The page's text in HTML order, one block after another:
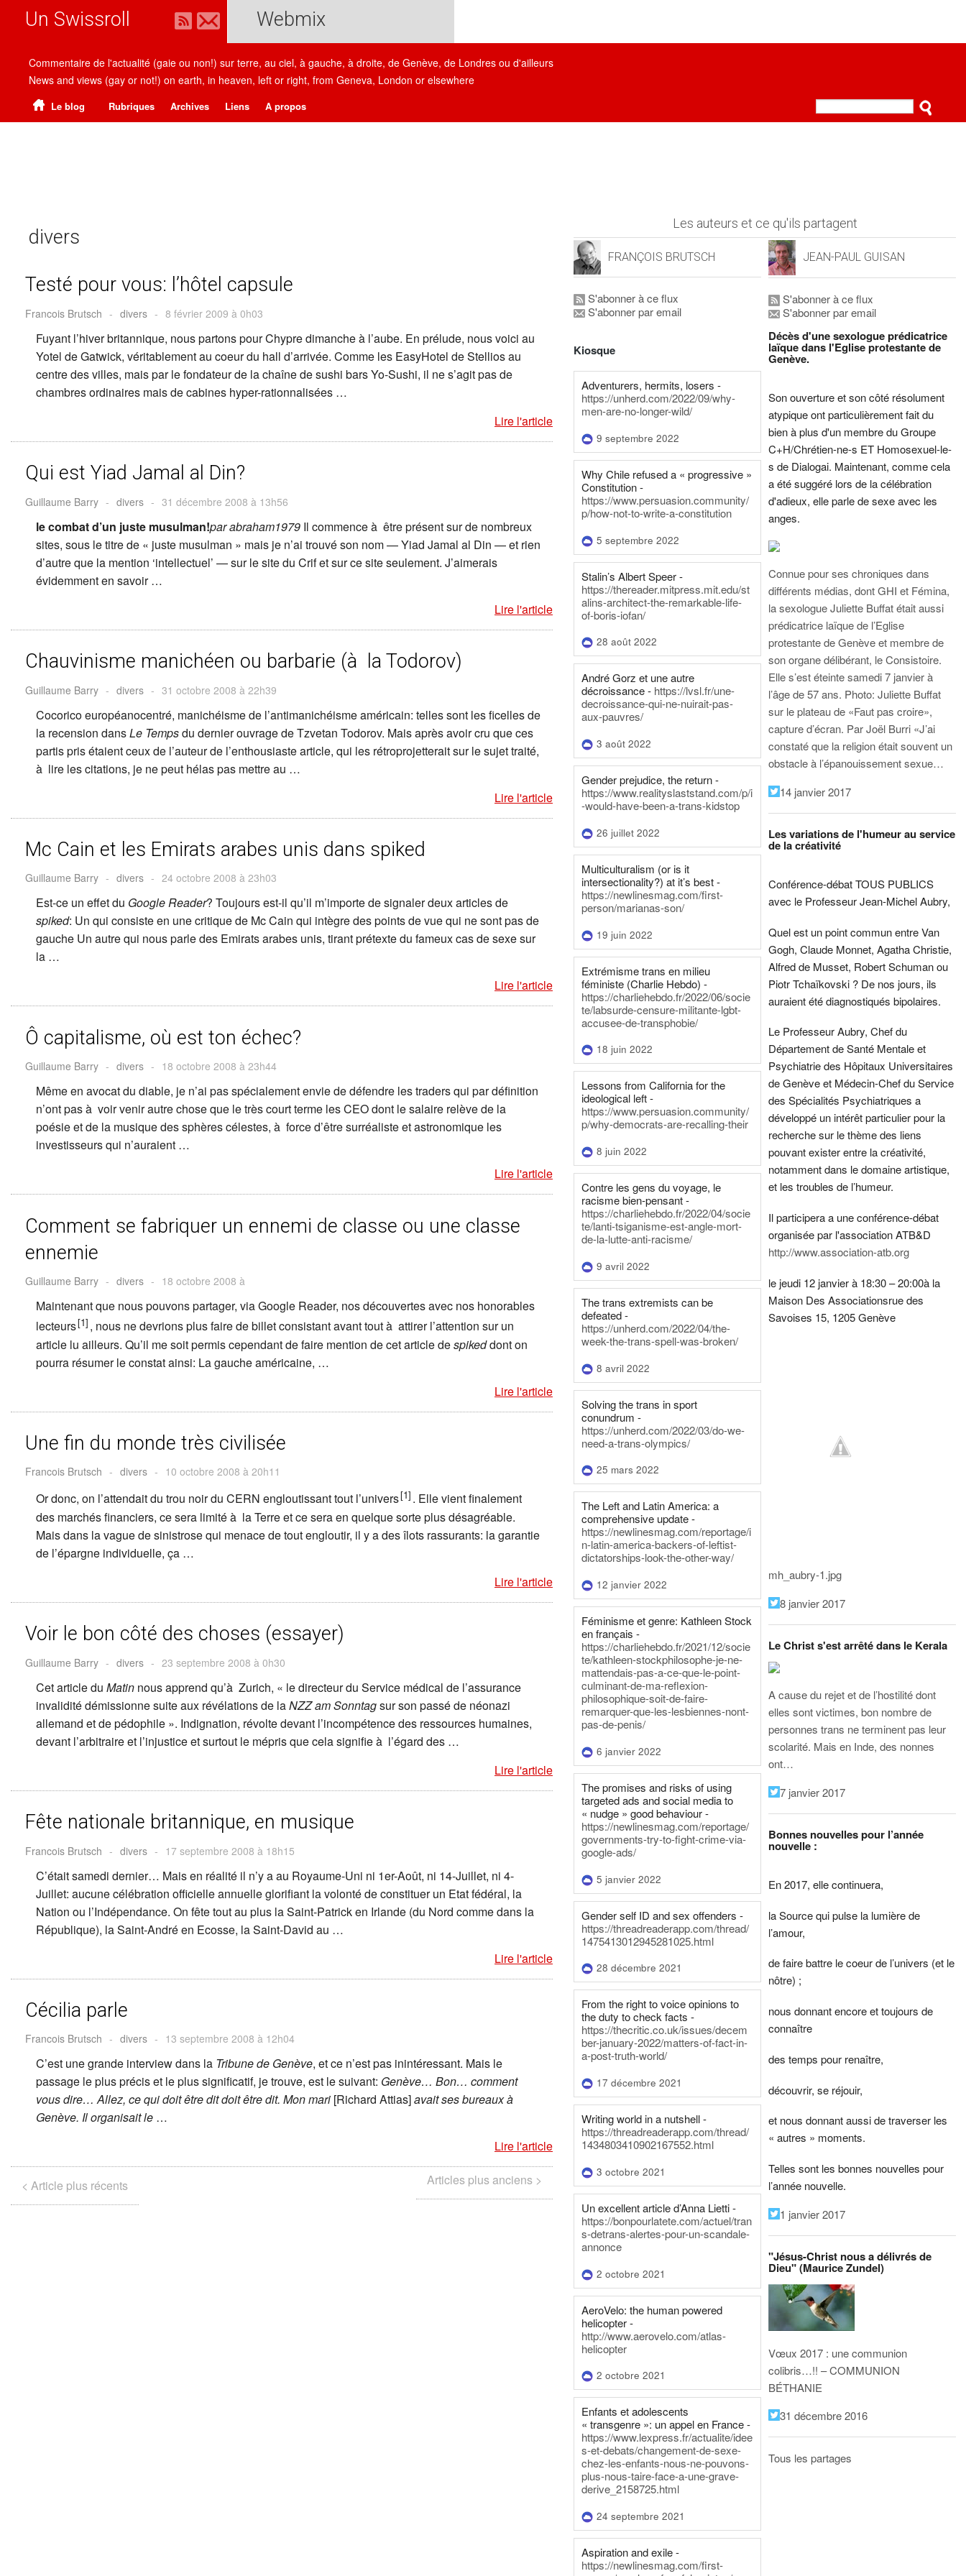
Un Swissroll Webmix
Commentaire de l'actualité (gaie ou non!) sur terre, au ciel, à gauche, à droite, de Genève, de Londres ou d'ailleurs
News and views (gay or not!) on earth, in heaven, left or right, from Geneva, London or elsewhere
Le blog Rubriques Archives Liens A propos
divers
Testé pour vous: l’hôtel capsule
Francois Brutsch - divers - 8 février 2009 à 0h03
Fuyant l’hiver britannique, nous partons pour Chypre dimanche à l’aube. En prélude, nous voici au
Yotel de Gatwick, véritablement au coeur du hall d’arrivée. Comme les EasyHotel de Stellios au
centre des villes, mais par le fondateur de la chaîne de sushi bars Yo-Sushi, il ne s’agit pas de
chambres ordinaires mais de cabines hyper-rationnalisées …
Lire l'article
Qui est Yiad Jamal al Din?
Guillaume Barry - divers - 31 décembre 2008 à 13h56
le combat d’un juste musulman!par abraham1979 Il commence à être présent sur de nombreux
sites, sous le titre de « juste musulman » mais je n’ai trouvé son nom — Yiad Jamal al Din — et rien
d’autre que la mention ‘intellectuel’ — sur le site du Crif et sur ce site seulement. J’aimerais
évidemment en savoir …
Lire l'article
Chauvinisme manichéen ou barbarie (à la Todorov)
Guillaume Barry - divers - 31 octobre 2008 à 22h39
Cocorico européanocentré, manichéisme de l’antimanichéisme américain: telles sont les ficelles de
la recension dansLe Tempsdu dernier ouvrage de Tzvetan Todorov. Mais après avoir cru que ces
partis pris étaient ceux de l’auteur de l’enthousiaste article, qui les rétroprojetterait sur le sujet traité,
à lire les citations, je ne peut hélas pas mettre au …
Lire l'article
Mc Cain et les Emirats arabes unis dans spiked
Guillaume Barry - divers - 24 octobre 2008 à 23h03
Est-ce un effet du Google Reader? Toujours est-il qu’il m’importe de signaler deux articles de
spiked: Un qui consiste en une critique de Mc Cain qui intègre des points de vue qui ne sont pas de
gauche Un autre qui nous parle des Emirats arabes unis, tirant prétexte du fameux cas de sexe sur
la …
Lire l'article
Ô capitalisme, où est ton échec?
Guillaume Barry - divers - 18 octobre 2008 à 23h44
Même en avocat du diable, je n’ai pas spécialement envie de défendre les traders qui par définition
n’ont pas à voir venir autre chose que le très court terme les CEO dont le salaire relève de la
poésie et de la musique des sphères célestes, à force d’être surréaliste et astronomique les
investisseurs qui n’auraient …
Lire l'article
Comment se fabriquer un ennemi de classe ou une classe
ennemie
Guillaume Barry - divers - 18 octobre 2008 à
Maintenant que nous pouvons partager, via Google Reader, nos découvertes avec nos honorables
lecteurs[1] , nous ne devrions plus faire de billet consistant avant tout à attirer l’attention sur un
article lu ailleurs. Qu’il me soit permis cependant de faire mention de cet article despikeddont on
pourra résumer le constat ainsi: La gauche américaine, …
Lire l'article
Une fin du monde très civilisée
Francois Brutsch - divers - 10 octobre 2008 à 20h11
Or donc, on l’attendait du trou noir du CERN engloutissant tout l’univers[1] . Elle vient finalement
des marchés financiers, ce sera limité à la Terre et ce sera en quelque sorte plus désagréable.
Mais dans la vague de sinistrose qui menace de tout engloutir, il y a des îlots rassurants: la garantie
de l’épargne individuelle, ça …
Lire l'article
Voir le bon côté des choses (essayer)
Guillaume Barry - divers - 23 septembre 2008 à 0h30
Cet article du Matin nous apprend qu’à Zurich, « le directeur du Service médical de l’assurance
invalidité démissionne suite aux révélations de laNZZ am Sonntagsur son passé de néonazi
allemand et de pédophile ». Indignation, révolte devant l’incompétence des ressources humaines,
devant l’arbitraire et l’injustice et surtout le mépris que cela signifie à l’égard des …
Lire l'article
Fête nationale britannique, en musique
Francois Brutsch - divers - 17 septembre 2008 à 18h15
C’était samedi dernier… Mais en réalité il n’y a au Royaume-Uni ni 1er-Août, ni 14-Juillet, ni 4-
Juillet: aucune célébration officielle annuelle glorifiant la volonté de constituer un Etat fédéral, la
Nation ou l’Indépendance. On fête tout au plus la Saint-Patrick en Irlande (du Nord comme dans la
République), la Saint-André en Ecosse, la Saint-David au …
Lire l'article
Cécilia parle
Francois Brutsch - divers - 13 septembre 2008 à 12h04
C’est une grande interview dans la Tribune de Genève, et ce n’est pas inintéressant. Mais le
passage le plus précis et le plus significatif, je trouve, est le suivant: Genève… Bon… comment
vous dire… Allez, ce qui doit être dit doit être dit. Mon mari [Richard Attias]avait ses bureaux à
Genève. Il organisait le …
Lire l'article
< Article plus récents Articles plus anciens >
Les auteurs et ce qu'ils partagent
FRANÇOIS BRUTSCH
S'abonner à ce flux
S'abonner par email
Kiosque
Adventurers, hermits, losers -
https://unherd.com/2022/09/why-
men-are-no-longer-wild/
9 septembre 2022
Why Chile refused a « progressive »
Constitution -
https://www.persuasion.community/
p/how-not-to-write-a-constitution
5 septembre 2022
Stalin’s Albert Speer -
https://thereader.mitpress.mit.edu/st
alins-architect-the-remarkable-life-
of-boris-iofan/
28 août 2022
André Gorz et une autre
décroissance - https://lvsl.fr/une-
decroissance-qui-ne-nuirait-pas-
aux-pauvres/
3 août 2022
Gender prejudice, the return -
https://www.realityslaststand.com/p/i
-would-have-been-a-trans-kidstop
26 juillet 2022
Multiculturalism (or is it
intersectionality?) at it’s best -
https://newlinesmag.com/first-
person/marianas-son/
19 juin 2022
Extrémisme trans en milieu
féministe (Charlie Hebdo) -
https://charliehebdo.fr/2022/06/socie
te/labsurde-censure-militante-lgbt-
accusee-de-transphobie/
18 juin 2022
Lessons from California for the
ideological left -
https://www.persuasion.community/
p/why-democrats-are-recalling-their
8 juin 2022
Contre les gens du voyage, le
racisme bien-pensant -
https://charliehebdo.fr/2022/04/socie
te/lanti-tsiganisme-est-angle-mort-
de-la-lutte-anti-racisme/
9 avril 2022
The trans extremists can be
defeated -
https://unherd.com/2022/04/the-
week-the-trans-spell-was-broken/
8 avril 2022
Solving the trans in sport
conundrum -
https://unherd.com/2022/03/do-we-
need-a-trans-olympics/
25 mars 2022
The Left and Latin America: a
comprehensive update -
https://newlinesmag.com/reportage/i
n-latin-america-backers-of-leftist-
dictatorships-look-the-other-way/
12 janvier 2022
Féminisme et genre: Kathleen Stock
en français -
https://charliehebdo.fr/2021/12/socie
te/kathleen-stockphilosophe-je-ne-
mattendais-pas-a-ce-que-le-point-
culminant-de-ma-reflexion-
philosophique-soit-de-faire-
remarquer-que-les-lesbiennes-nont-
pas-de-penis/
6 janvier 2022
The promises and risks of using
targeted ads and social media to
« nudge » good behaviour -
https://newlinesmag.com/reportage/
governments-try-to-fight-crime-via-
google-ads/
5 janvier 2022
Gender self ID and sex offenders -
https://threadreaderapp.com/thread/
1475413012945281025.html
28 décembre 2021
From the right to voice opinions to
the duty to check facts -
https://thecritic.co.uk/issues/decem
ber-january-2022/matters-of-fact-in-
a-post-truth-world/
17 décembre 2021
Writing world in a nutshell -
https://threadreaderapp.com/thread/
1434803410902167552.html
3 octobre 2021
Un excellent article d’Anna Lietti -
https://bonpourlatete.com/actuel/tran
s-detrans-alertes-pour-un-scandale-
annonce
2 octobre 2021
AeroVelo: the human powered
helicopter -
http://www.aerovelo.com/atlas-
helicopter
2 octobre 2021
Enfants et adolescents
« transgenre »: un appel en France -
https://www.lexpress.fr/actualite/idee
s-et-debats/changement-de-sexe-
chez-les-enfants-nous-ne-pouvons-
plus-nous-taire-face-a-une-grave-
derive_2158725.html
24 septembre 2021
Aspiration and exile -
https://newlinesmag.com/first-
JEAN-PAUL GUISAN
S'abonner à ce flux
S'abonner par email
Décès d'une sexologue prédicatrice
laïque dans l'Eglise protestante de
Genève.
Son ouverture et son côté résolument
atypique ont particulièrement fait du
bien à plus d'un membre du Groupe
C+H/Chrétien-ne-s ET Homosexuel-le-
s de Dialogai. Maintenant, comme cela
a été suggéré lors de la célébration
d'adieux, elle parle de sexe avec les
anges.
Connue pour ses chroniques dans
différents médias, dont GHI et Fémina,
la sexologue Juliette Buffat était aussi
prédicatrice laïque de l’Eglise
protestante de Genève et membre de
son organe délibérant, le Consistoire.
Elle s’est éteinte samedi 7 janvier à
l’âge de 57 ans. Photo: Juliette Buffat
sur le plateau de «Faut pas croire»,
capture d’écran. Par Joël Burri «J’ai
constaté que la religion était souvent un
obstacle à l’épanouissement sexue…
14 janvier 2017
Les variations de l'humeur au service
de la créativité
Conférence-débat TOUS PUBLICS
avec le Professeur Jean-Michel Aubry,
Quel est un point commun entre Van
Gogh, Claude Monnet, Agatha Christie,
Alfred de Musset, Robert Schuman ou
Piotr Tchaïkovski ? De nos jours, ils
auraient été diagnostiqués bipolaires.
Le Professeur Aubry, Chef du
Département de Santé Mentale et
Psychiatrie des Hôpitaux Universitaires
de Genève et Médecin-Chef du Service
des Spécialités Psychiatriques a
développé un intérêt particulier pour la
recherche sur le thème des liens
pouvant exister entre la créativité,
notamment dans le domaine artistique,
et les troubles de l’humeur.
Il participera a une conférence-débat
organisée par l'association ATB&D
http://www.association-atb.org
le jeudi 12 janvier à 18:30 – 20:00à la
Maison Des Associationsrue des
Savoises 15, 1205 Genève
mh_aubry-1.jpg
8 janvier 2017
Le Christ s'est arrêté dans le Kerala
A cause du rejet et de l’hostilité dont
elles sont victimes, bon nombre de
personnes trans ne terminent pas leur
scolarité. Mais en Inde, des nonnes
ont…
7 janvier 2017
Bonnes nouvelles pour l’année
nouvelle :
En 2017, elle continuera,
la Source qui pulse la lumière de
l’amour,
de faire battre le coeur de l’univers (et le
nôtre) ;
nous donnant encore et toujours de
connaître
des temps pour renaître,
découvrir, se réjouir,
et nous donnant aussi de traverser les
« autres » moments.
Telles sont les bonnes nouvelles pour
l’année nouvelle.
1 janvier 2017
"Jésus-Christ nous a délivrés de
Dieu" (Maurice Zundel)
Vœux 2017 : une communion
colibris…!! – COMMUNION
BÉTHANIE
31 décembre 2016
Tous les partages